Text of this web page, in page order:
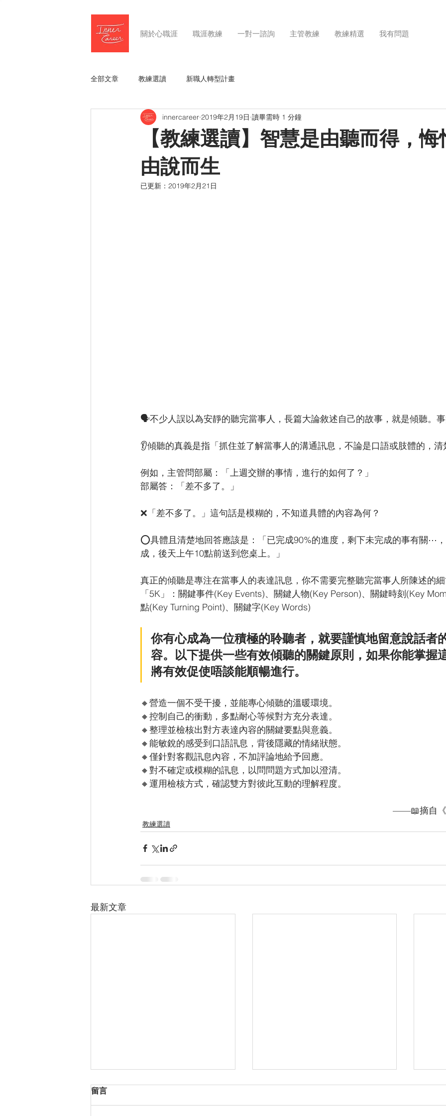
關於心職涯 職涯教練 一對一諮詢 主管教練 教練精選 我有問題
全部文章 教練選讀 新職人轉型計畫
【教練選讀】智慧是由聽而得，
由說而生
innercareer 2019年2月19日 讀畢需時 1 分鐘
已更新： 2019年2月21日
🗣不少人誤以為安靜的聽完當事人，長篇大論敘述自己的故事，就是傾聽。
👂傾聽的真義是指「抓住並了解當事人的溝通訊息，不論是口語或肢體的，
例如，主管問部屬：「上週交辦的事情，進行的如何了？」
部屬答：「差不多了。」
❌「差不多了。」這句話是模糊的，不知道具體的內容為何？
⭕️具體且清楚地回答應該是：「已完成90%的進度，剩下未完成的事有關⋯
成，後天上午10點前送到您桌上。」
真正的傾聽是專注在當事人的表達訊息，你不需要完整聽完當事人所陳述的
「5K」：關鍵事件(Key Events)、關鍵人物(Key Person)、關鍵時刻(Key
點(Key Turning Point)、關鍵字(Key Words)
你有心成為一位積極的聆聽者，就要謹慎地留意說話者
容。以下提供一些有效傾聽的關鍵原則，如果你能掌握
將有效促使唔談能順暢進行。
🔸營造一個不受干擾，並能專心傾聽的溫暖環境。
🔸控制自己的衝動，多點耐心等候對方充分表達。
🔸整理並檢核出對方表達內容的關鍵要點與意義。
🔸能敏銳的感受到口語訊息，背後隱藏的情緒狀態。
🔸僅針對客觀訊息內容，不加評論地給予回應。
🔸對不確定或模糊的訊息，以問問題方式加以澄清。
🔸運用檢核方式，確認雙方對彼此互動的理解程度。
——📖摘自《
教練選讀
最新文章
留言